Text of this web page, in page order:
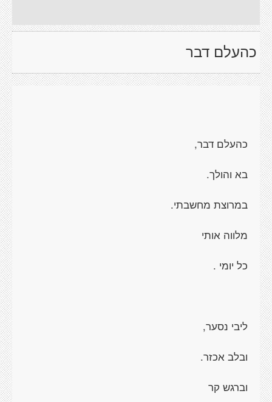
כהעלם דבר
כהעלם דבר,
בא והולך.
במרוצת מחשבתי.
מלווה אותי
כל יומי .
ליבי נסער,
ובלב אכזר.
וברגש קר